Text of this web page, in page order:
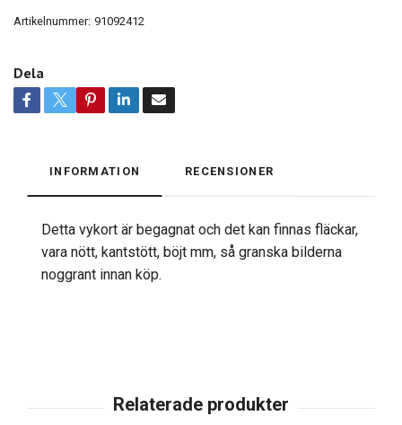
Artikelnummer: 91092412
Dela
INFORMATION RECENSIONER
Detta vykort är begagnat och det kan finnas fläckar,
vara nött, kantstött, böjt mm, så granska bilderna
noggrant innan köp.